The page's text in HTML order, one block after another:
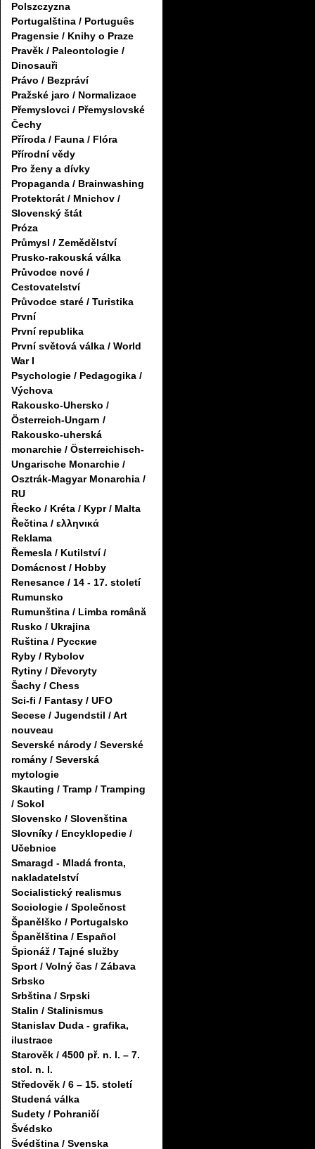
Polszczyzna
Portugalština / Português
Pragensie / Knihy o Praze
Pravěk / Paleontologie /
Dinosauři
Právo / Bezpráví
Pražské jaro / Normalizace
Přemyslovci / Přemyslovské
Čechy
Příroda / Fauna / Flóra
Přírodní vědy
Pro ženy a dívky
Propaganda / Brainwashing
Protektorát / Mnichov /
Slovenský štát
Próza
Průmysl / Zemědělství
Prusko-rakouská válka
Průvodce nové /
Cestovatelství
Průvodce staré / Turistika
První
První republika
První světová válka / World
War I
Psychologie / Pedagogika /
Výchova
Rakousko-Uhersko /
Österreich-Ungarn /
Rakousko-uherská
monarchie / Österreichisch-
Ungarische Monarchie /
Osztrák-Magyar Monarchia /
RU
Řecko / Kréta / Kypr / Malta
Řečtina / ελληνικά
Reklama
Řemesla / Kutilství /
Domácnost / Hobby
Renesance / 14 - 17. století
Rumunsko
Rumunština / Limba română
Rusko / Ukrajina
Ruština / Русские
Ryby / Rybolov
Rytiny / Dřevoryty
Šachy / Chess
Sci-fi / Fantasy / UFO
Secese / Jugendstil / Art
nouveau
Severské národy / Severské
romány / Severská
mytologie
Skauting / Tramp / Tramping
/ Sokol
Slovensko / Slovenština
Slovníky / Encyklopedie /
Učebnice
Smaragd - Mladá fronta,
nakladatelství
Socialistický realismus
Sociologie / Společnost
Španělško / Portugalsko
Španělština / Español
Špionáž / Tajné služby
Sport / Volný čas / Zábava
Srbsko
Srbština / Srpski
Stalin / Stalinismus
Stanislav Duda - grafika,
ilustrace
Starověk / 4500 př. n. l. – 7.
stol. n. l.
Středověk / 6 – 15. století
Studená válka
Sudety / Pohraničí
Švédsko
Švédština / Svenska